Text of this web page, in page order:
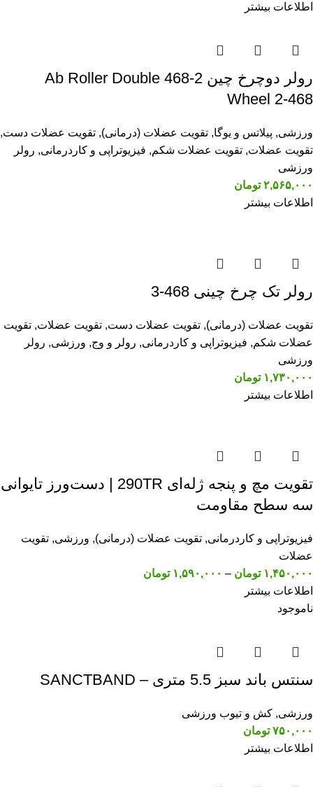
اطلاعات بیشتر
رولر دوچرخ چین 2-468 Ab Roller Double
Wheel 2-468
ورزشی, پیلاتس و یوگا, تقویت عضلات (درمانی), تقویت عضلات دست,
تقویت عضلات, تقویت عضلات شکم, فیزیوتراپی و کاردرمانی, رولر
ورزشی
۲,۵۶۵,۰۰۰ تومان
اطلاعات بیشتر
رولر تک چرخ چینی 468-3
تقویت عضلات (درمانی), تقویت عضلات دست, تقویت عضلات, تقویت
عضلات شکم, فیزیوتراپی و کاردرمانی, رولر و وج, ورزشی, رولر
ورزشی
۱,۷۳۰,۰۰۰ تومان
اطلاعات بیشتر
تقویت مچ و پنجه ژله‌ای 290TR | دست‌ورز تایوانی
سه سطح مقاومت
فیزیوتراپی و کاردرمانی, تقویت عضلات (درمانی), ورزشی, تقویت
عضلات
۱,۴۵۰,۰۰۰ تومان – ۱,۵۹۰,۰۰۰ تومان
اطلاعات بیشتر
ناموجود
سنتس باند سبز 5.5 متری – SANCTBAND
ورزشی, کش و تیوب ورزشی
۷۵۰,۰۰۰ تومان
اطلاعات بیشتر